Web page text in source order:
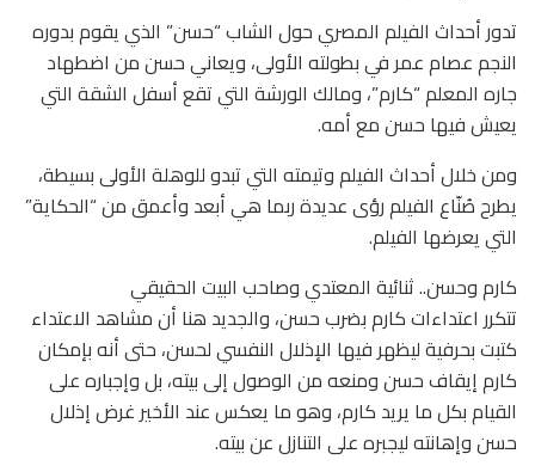
تدور أحداث الفيلم المصري حول الشاب “حسن” الذي يقوم بدوره
النجم عصام عمر في بطولته الأولى، ويعاني حسن من اضطهاد
جاره المعلم “كارم”، ومالك الورشة التي تقع أسفل الشقة التي
يعيش فيها حسن مع أمه.
ومن خلال أحداث الفيلم وتيمته التي تبدو للوهلة الأولى بسيطة،
يطرح صُنّاع الفيلم رؤى عديدة ربما هي أبعد وأعمق من “الحكاية”
التي يعرضها الفيلم.
كارم وحسن.. ثنائية المعتدي وصاحب البيت الحقيقي
تتكرر اعتداءات كارم بضرب حسن، والجديد هنا أن مشاهد الاعتداء
كتبت بحرفية ليظهر فيها الإذلال النفسي لحسن، حتى أنه بإمكان
كارم إيقاف حسن ومنعه من الوصول إلى بيته، بل وإجباره على
القيام بكل ما يريد كارم، وهو ما يعكس عند الأخير غرض إذلال
حسن وإهانته ليجبره على التنازل عن بيته.